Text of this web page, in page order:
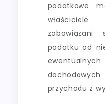
podatkowe
właściciele
zobowiązani
podatku od
przychodu z